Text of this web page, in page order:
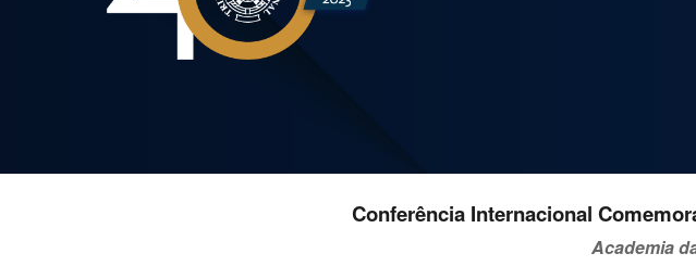
Conferência Internacional
Academia